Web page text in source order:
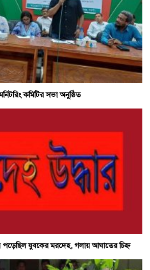
কমিটির সভা অনুষ্ঠিত
পড়েছিল যুবকের মরদেহ, গলায় আঘাতের চিহ্ন